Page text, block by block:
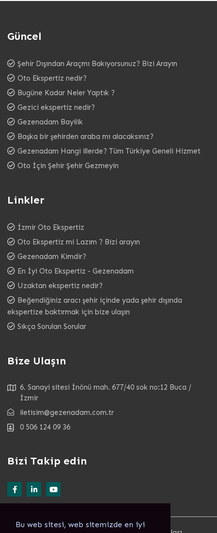
Bu web sitesi, web sitemizde en iyi
Güncel
Şehir Dışından Araçmı Bakıyorsunuz? Bizi Arayın
Oto Ekspertiz nedir?
Bugüne Kadar Neler Yaptık ?
Gezici ekspertiz nedir?
Gezenadam Bayilik
Başka bir şehirden araba mı alacaksınız?
Gezenadam Hangi illerde? Tüm Türkiye Geneli Hizmet
Oto İçin Şehir Şehir Gezmeyin
Linkler
İzmir Oto Ekspertiz
Oto Ekspertiz mi Lazım ? Bizi arayın
Gezenadam Kimdir?
En İyi Oto Ekspertiz - Gezenadam
Uzaktan ekspertiz nedir?
Beğendiğiniz aracı şehir içinde yada şehir dışında
ekspertize baktırmak için bize ulaşın
Sıkça Sorulan Sorular
Bize Ulaşın
6. Sanayi sitesi İnönü mah. 677/40 sok no:12 Buca /
İzmir
iletisim@gezenadam.com.tr
0 506 124 09 36
Bizi Takip edin